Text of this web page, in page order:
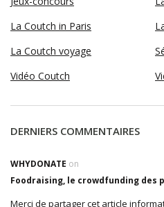
La Coutch in Paris
La Coutch voyage
Vidéo Coutch
DERNIERS COMMENTAIRES
WHYDONATE on
Foodraising, le crowdfunding des
Merci de partager cet article